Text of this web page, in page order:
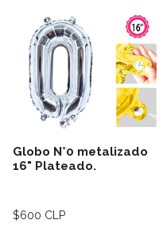
Globo N°0 metalizado
16" Plateado.
$600 CLP